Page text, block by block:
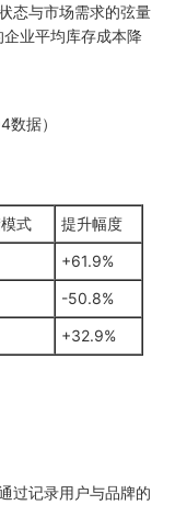
态与市场需求的弦量
业平均库存成本降
据）
式
提升幅度
+61.9%
-50.8%
+32.9%
过记录用户与品牌的